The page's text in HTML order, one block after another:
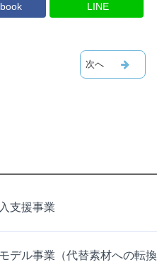
LINE
支援事業
デル事業（代替素材への転換